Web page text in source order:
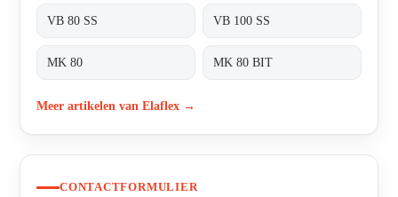
VB 80 SS VB 100 SS
MK 80 MK 80 BIT
Meer artikelen van Elaflex →
CONTACTFORMULIER